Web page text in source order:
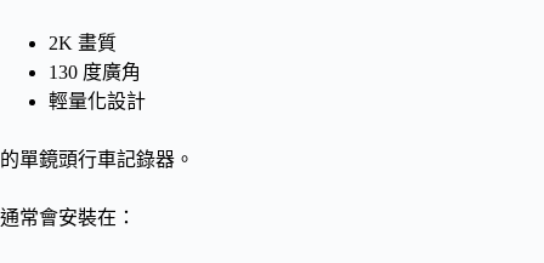
2K 畫質
130 度廣角
輕量化設計
的單鏡頭行車記錄器。
通常會安裝在：